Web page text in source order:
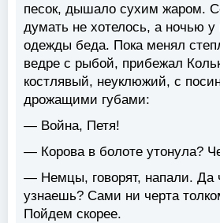
песок, дышало сухим жаром.
думать не хотелось, а ночью
одежды беда. Пока менял
ведре с рыбой, прибежал
костлявый, неуклюжий, с
дрожащими губами:
— Война, Петя!
— Корова в болоте утонула?
— Немцы, говорят, напали. Да
узнаешь? Сами ни черта
Пойдем скорее.